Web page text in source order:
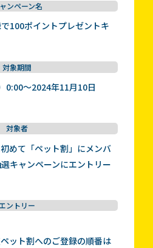
ンペーン名
100ポイントプレゼントキ
対象期間
0:00～2024年11月10日
対象者
めて「ペット割」にメンバ
キャンペーンにエントリー
ントリー
ット割へのご登録の順番は